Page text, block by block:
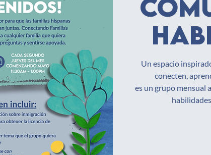
Un espacio
conecten,
es un grupo mensual